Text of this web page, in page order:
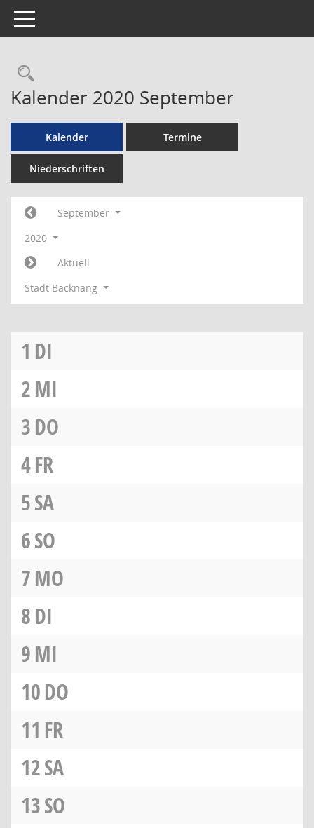
Toggle navigation
Rechercheauswahl
Kalender 2020 September
Kalender Termine
Niederschriften
September
2020
Aktuell
Stadt Backnang
1 DI
2MI
3DO
4FR
5SA
6SO
7MO
8DI
9MI
10DO
11 FR
12SA
13SO